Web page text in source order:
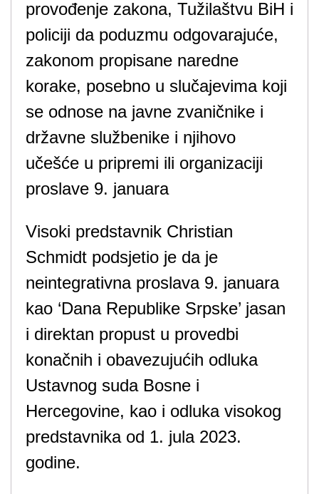
provođenje zakona, Tužilaštvu BiH i
policiji da poduzmu odgovarajuće,
zakonom propisane naredne
korake, posebno u slučajevima koji
se odnose na javne zvaničnike i
državne službenike i njihovo
učešće u pripremi ili organizaciji
proslave 9. januara
Visoki predstavnik Christian
Schmidt podsjetio je da je
neintegrativna proslava 9. januara
kao ‘Dana Republike Srpske’ jasan
i direktan propust u provedbi
konačnih i obavezujućih odluka
Ustavnog suda Bosne i
Hercegovine, kao i odluka visokog
predstavnika od 1. jula 2023.
godine.